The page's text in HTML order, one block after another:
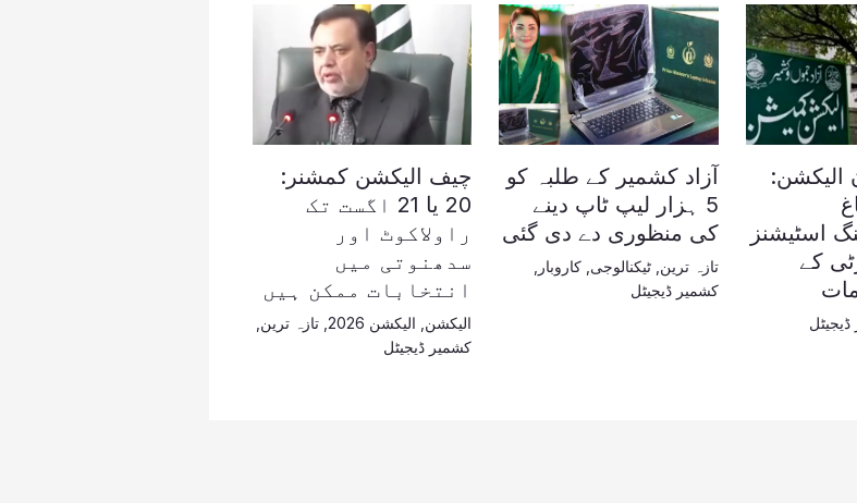
الیکشن:
اسٹیشنز
کے
آزاد کشمیر کے طلبہ کو
5 ہزار لیپ ٹاپ دینے
کی منظوری دے دی گئی
تازہ ترین ,ٹیکنالوجی ,کاروبار
کشمیر ڈیجیٹل
چیف الیکشن کمشنر:
20 یا 21 اگست تک
راولاکوٹ اور
سدھنوتی میں
انتخابات ممکن ہیں
الیکشن الیکشن 2026 , تازہ ترین
کشمیر ڈیجیٹل